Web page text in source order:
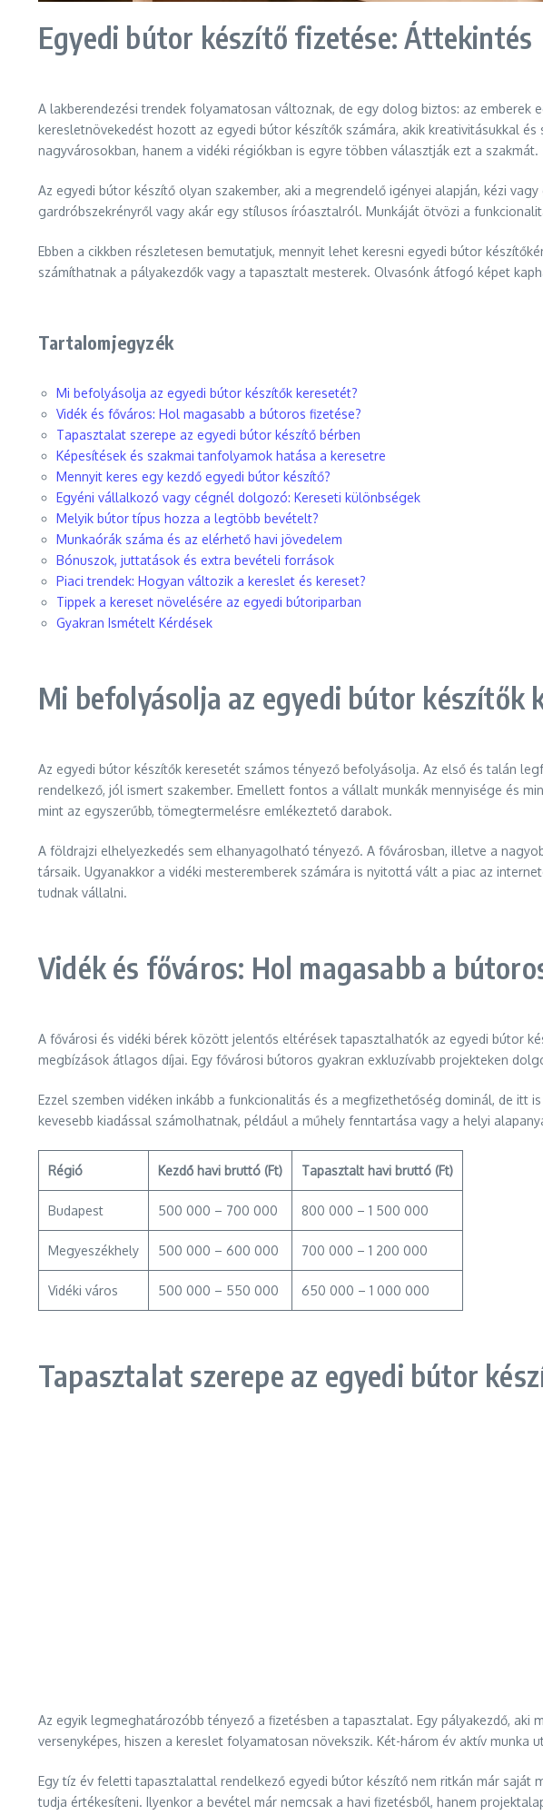
Egyedi bútor készítő fizetése: Áttekintés
A lakberendezési trendek folyamatosan változnak, de egy dolog biztos: az
keresletnövekedést hozott az egyedi bútor készítők számára, akik kreativitásukkal
nagyvárosokban, hanem a vidéki régiókban is egyre többen választják ezt a szakmát.
Az egyedi bútor készítő olyan szakember, aki a megrendelő igényei alapján, kézi
gardróbszekrényről vagy akár egy stílusos íróasztalról. Munkáját ötvözi a
Ebben a cikkben részletesen bemutatjuk, mennyit lehet keresni egyedi bútor
számíthatnak a pályakezdők vagy a tapasztalt mesterek. Olvasónk átfogó képet
Tartalomjegyzék
Mi befolyásolja az egyedi bútor készítők keresetét?
Vidék és főváros: Hol magasabb a bútoros fizetése?
Tapasztalat szerepe az egyedi bútor készítő bérben
Képesítések és szakmai tanfolyamok hatása a keresetre
Mennyit keres egy kezdő egyedi bútor készítő?
Egyéni vállalkozó vagy cégnél dolgozó: Kereseti különbségek
Melyik bútor típus hozza a legtöbb bevételt?
Munkaórák száma és az elérhető havi jövedelem
Bónuszok, juttatások és extra bevételi források
Piaci trendek: Hogyan változik a kereslet és kereset?
Tippek a kereset növelésére az egyedi bútoriparban
Gyakran Ismételt Kérdések
Mi befolyásolja az egyedi bútor készítők
Az egyedi bútor készítők keresetét számos tényező befolyásolja. Az első és talán
rendelkező, jól ismert szakember. Emellett fontos a vállalt munkák mennyisége és
mint az egyszerűbb, tömegtermelésre emlékeztető darabok.
A földrajzi elhelyezkedés sem elhanyagolható tényező. A fővárosban, illetve a
társaik. Ugyanakkor a vidéki mesteremberek számára is nyitottá vált a piac az
tudnak vállalni.
Vidék és főváros: Hol magasabb a
A fővárosi és vidéki bérek között jelentős eltérések tapasztalhatók az egyedi bútor
megbízások átlagos díjai. Egy fővárosi bútoros gyakran exkluzívabb projekteken
Ezzel szemben vidéken inkább a funkcionalitás és a megfizethetőség dominál, de
kevesebb kiadással számolhatnak, például a műhely fenntartása vagy a helyi
Régió Kezdő havi bruttó (Ft) Tapasztalt havi bruttó (Ft)
Budapest 500 000 – 700 000 800 000 – 1 500 000
Megyeszékhely 500 000 – 600 000 700 000 – 1 200 000
Vidéki város 500 000 – 550 000 650 000 – 1 000 000
Tapasztalat szerepe az egyedi bútor
Az egyik legmeghatározóbb tényező a fizetésben a tapasztalat. Egy pályakezdő,
versenyképes, hiszen a kereslet folyamatosan növekszik. Két-három év aktív
Egy tíz év feletti tapasztalattal rendelkező egyedi bútor készítő nem ritkán már
tudja értékesíteni. Ilyenkor a bevétel már nemcsak a havi fizetésből, hanem